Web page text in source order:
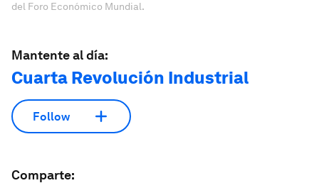
del Foro Económico Mundial.
Mantente al día:
Cuarta Revolución Industrial
Follow
Comparte: